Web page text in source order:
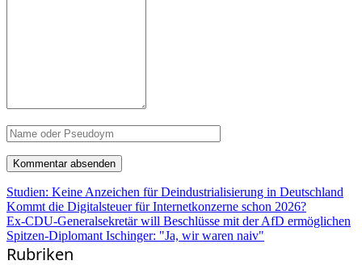
Studien: Keine Anzeichen für Deindustrialisierung in Deutschland
Kommt die Digitalsteuer für Internetkonzerne schon 2026?
Ex-CDU-Generalsekretär will Beschlüsse mit der AfD ermöglichen
Spitzen-Diplomant Ischinger: "Ja, wir waren naiv"
Rubriken